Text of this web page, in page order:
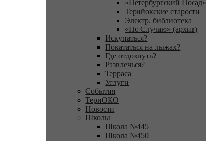
«Петербургский Посад»
Терийокские старости
Электр. библиотека
«По Случаю» (архив)
Искупаться?
Покататься на лыжах?
Где отдохнуть?
Развлечься?
Терраса
Услуги
События
ТериОКО
Новости
Школы
Школа №445
Школа №450